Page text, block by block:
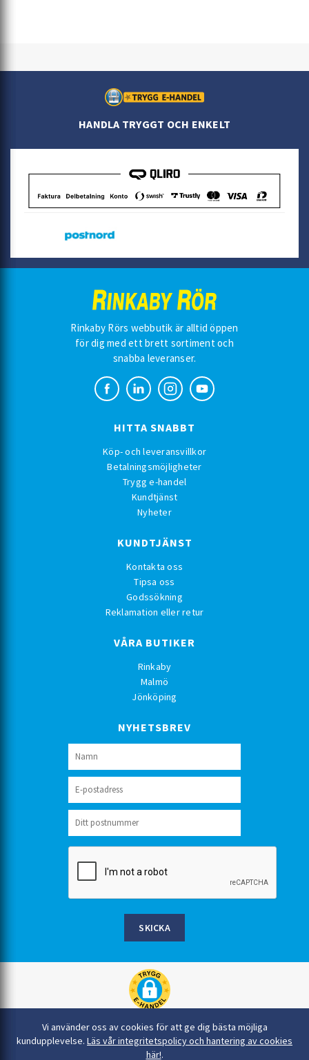
Vi använder oss av cookies för att ge dig bästa möjliga
kundupplevelse. Läs vår integritetspolicy och hantering av cookies
här!.
HANDLA TRYGGT OCH ENKELT
Rinkaby Rörs webbutik är alltid öppen
för dig med ett brett sortiment och
snabba leveranser.
HITTA SNABBT
Köp- och leveransvillkor
Betalningsmöjligheter
Trygg e-handel
Kundtjänst
Nyheter
KUNDTJÄNST
Kontakta oss
Tipsa oss
Godssökning
Reklamation eller retur
VÅRA BUTIKER
Rinkaby
Malmö
Jönköping
NYHETSBREV
SKICKA
Rinkaby Rör AB, Box 54, 296 21 Åhus
044-22 54 90
info@rinkabyror.se